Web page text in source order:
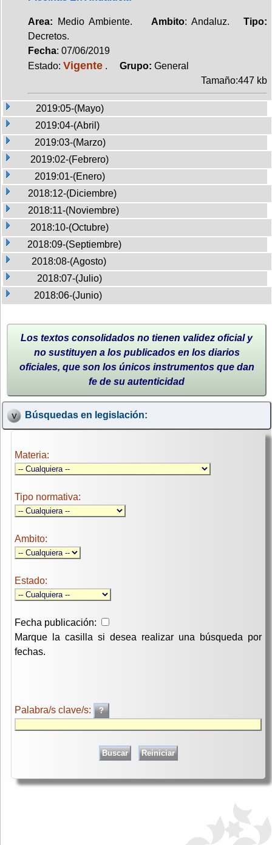
Area: Medio Ambiente. Ambito: Andaluz.Tipo:
Decretos.
Fecha: 07/06/2019
Estado: Vigente . Grupo: General
Tamaño:447 kb
2019:05-(Mayo)
2019:04-(Abril)
2019:03-(Marzo)
2019:02-(Febrero)
2019:01-(Enero)
2018:12-(Diciembre)
2018:11-(Noviembre)
2018:10-(Octubre)
2018:09-(Septiembre)
2018:08-(Agosto)
2018:07-(Julio)
2018:06-(Junio)
Los textos consolidados no tienen validez oficial y
no sustituyen a los publicados en los diarios
oficiales, que son los únicos instrumentos que dan
fe de su autenticidad
Búsquedas en legislación:
Materia:
Tipo normativa:
Ambito:
Estado:
Fecha publicación:
Marque la casilla si desea realizar una búsqueda por
fechas.
Palabra/s clave/s: